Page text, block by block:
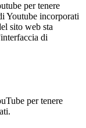
per tenere
Youtube incorporati
sito web sta
di
per tenere